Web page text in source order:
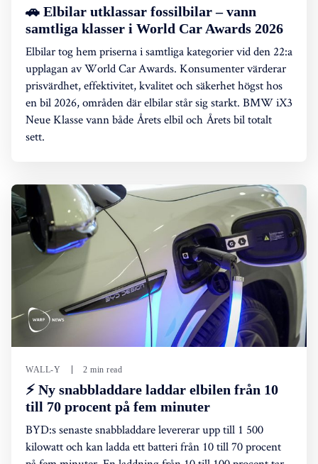
🚗 Elbilar utklassar fossilbilar – vann
samtliga klasser i World Car Awards 2026
Elbilar tog hem priserna i samtliga kategorier vid den 22:a
upplagan av World Car Awards. Konsumenter värderar
prisvärdhet, effektivitet, kvalitet och säkerhet högst hos
en bil 2026, områden där elbilar står sig starkt. BMW iX3
Neue Klasse vann både Årets elbil och Årets bil totalt
sett.
WALL-Y 2 min read
⚡ Ny snabbladdare laddar elbilen från 10
till 70 procent på fem minuter
BYD:s senaste snabbladdare levererar upp till 1 500
kilowatt och kan ladda ett batteri från 10 till 70 procent